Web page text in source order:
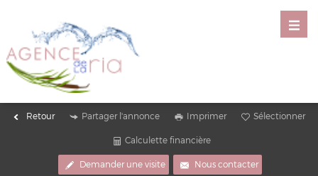
Retour Partager l'annonce Imprimer Sélectionner
Calculette financière
Demander une visite Nous contacter